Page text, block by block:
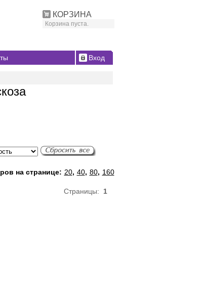
КОРЗИНА
Корзина пуста.
Вход
на странице: 20, 40, 80, 160
Страницы: 1